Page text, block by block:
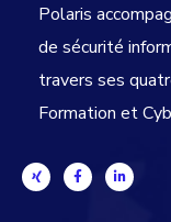
Polaris
de sécurité
travers ses
Formation et